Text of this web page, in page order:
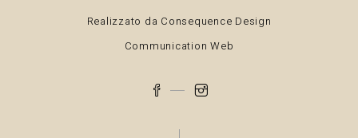
Realizzato da Consequence Design
Communication Web